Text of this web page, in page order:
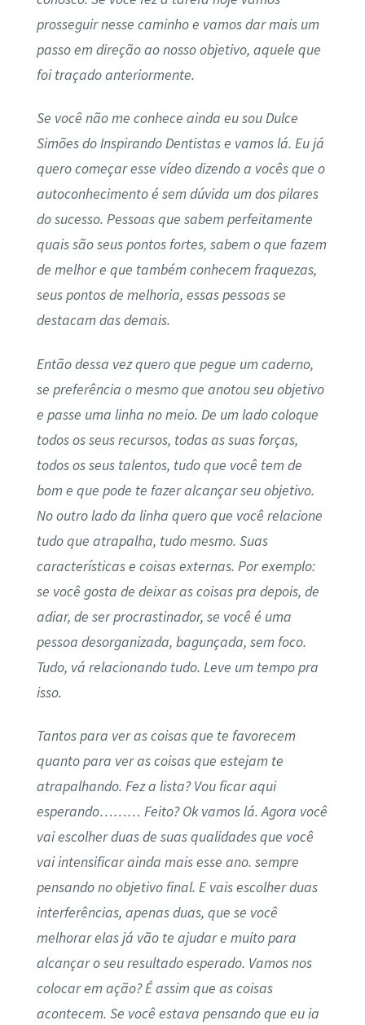
prosseguir nesse caminho e vamos dar mais um
passo em direção ao nosso objetivo, aquele que
foi traçado anteriormente.
Se você não me conhece ainda eu sou Dulce
Simões do Inspirando Dentistas e vamos lá. Eu já
quero começar esse vídeo dizendo a vocês que o
autoconhecimento é sem dúvida um dos pilares
do sucesso. Pessoas que sabem perfeitamente
quais são seus pontos fortes, sabem o que fazem
de melhor e que também conhecem fraquezas,
seus pontos de melhoria, essas pessoas se
destacam das demais.
Então dessa vez quero que pegue um caderno,
se preferência o mesmo que anotou seu objetivo
e passe uma linha no meio. De um lado coloque
todos os seus recursos, todas as suas forças,
todos os seus talentos, tudo que você tem de
bom e que pode te fazer alcançar seu objetivo.
No outro lado da linha quero que você relacione
tudo que atrapalha, tudo mesmo. Suas
características e coisas externas. Por exemplo:
se você gosta de deixar as coisas pra depois, de
adiar, de ser procrastinador, se você é uma
pessoa desorganizada, bagunçada, sem foco.
Tudo, vá relacionando tudo. Leve um tempo pra
isso.
Tantos para ver as coisas que te favorecem
quanto para ver as coisas que estejam te
atrapalhando. Fez a lista? Vou ficar aqui
esperando……… Feito? Ok vamos lá. Agora você
vai escolher duas de suas qualidades que você
vai intensificar ainda mais esse ano. sempre
pensando no objetivo final. E vais escolher duas
interferências, apenas duas, que se você
melhorar elas já vão te ajudar e muito para
alcançar o seu resultado esperado. Vamos nos
colocar em ação? É assim que as coisas
acontecem. Se você estava pensando que eu ia